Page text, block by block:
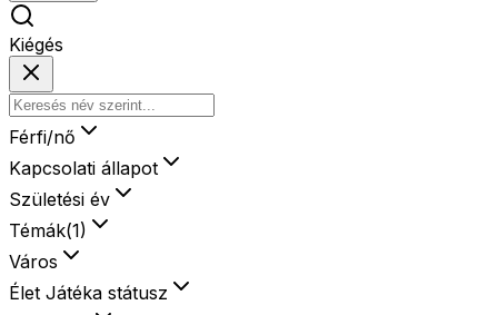
Kiégés
Férfi/nő
Kapcsolati állapot
Születési év
Témák(1)
Város
Élet Játéka státusz